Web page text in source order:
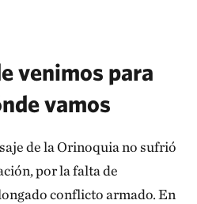
venimos para
vamos
de la Orinoquia no sufrió
por la falta de
conflicto armado. En